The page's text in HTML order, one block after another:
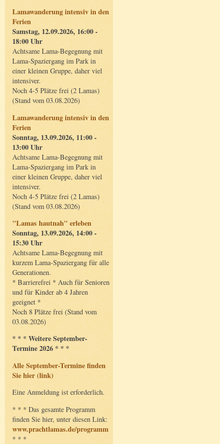
Lamawanderung intensiv in den
Ferien
Samstag, 12.09.2026, 16:00 -
18:00 Uhr
Achtsame Lama-Begegnung mit
Lama-Spaziergang im Park in
einer kleinen Gruppe, daher viel
intensiver.
Noch 4-5 Plätze frei (2 Lamas)
(Stand vom 03.08.2026)
Lamawanderung intensiv in den
Ferien
Sonntag, 13.09.2026, 11:00 -
13:00 Uhr
Achtsame Lama-Begegnung mit
Lama-Spaziergang im Park in
einer kleinen Gruppe, daher viel
intensiver.
Noch 4-5 Plätze frei (2 Lamas)
(Stand vom 03.08.2026)
"Lamas hautnah" erleben
Sonntag, 13.09.2026, 14:00 -
15:30 Uhr
Achtsame Lama-Begegnung mit
kurzem Lama-Spaziergang für alle
Generationen.
* Barrierefrei * Auch für Senioren
und für Kinder ab 4 Jahren
geeignet *
Noch 8 Plätze frei (Stand vom
03.08.2026)
* * * Weitere September-
Termine 2026 * * *
Alle September-Termine finden
Sie hier (link)
Eine Anmeldung ist erforderlich.
* * * Das gesamte Programm
finden Sie hier, unter diesen Link:
www.prachtlamas.de/programm
* * *